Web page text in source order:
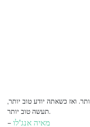
ואז כשאתה יודע טוב יותר,
תעשה טוב יותר.
– מאיה אנג'לו